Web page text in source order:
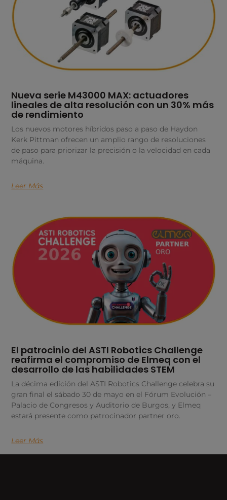
Nueva serie M43000 MAX: actuadores
lineales de alta resolución con un 30% más
de rendimiento
Los nuevos motores híbridos paso a paso de Haydon
Kerk Pittman ofrecen un amplio rango de resoluciones
de paso para priorizar la precisión o la velocidad en cada
máquina.
Leer Más
El patrocinio del ASTI Robotics Challenge
reafirma el compromiso de Elmeq con el
desarrollo de las habilidades STEM
La décima edición del ASTI Robotics Challenge celebra su
gran final el sábado 30 de mayo en el Fórum Evolución –
Palacio de Congresos y Auditorio de Burgos, y Elmeq
estará presente como patrocinador partner oro.
Leer Más